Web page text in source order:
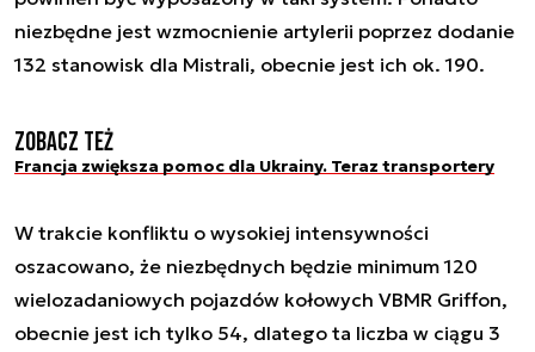
niezbędne jest wzmocnienie artylerii poprzez dodanie
132 stanowisk dla Mistrali, obecnie jest ich ok. 190.
Zobacz też
Francja zwiększa pomoc dla Ukrainy. Teraz transportery
W trakcie konfliktu o wysokiej intensywności
oszacowano, że niezbędnych będzie minimum 120
wielozadaniowych pojazdów kołowych VBMR Griffon,
obecnie jest ich tylko 54, dlatego ta liczba w ciągu 3